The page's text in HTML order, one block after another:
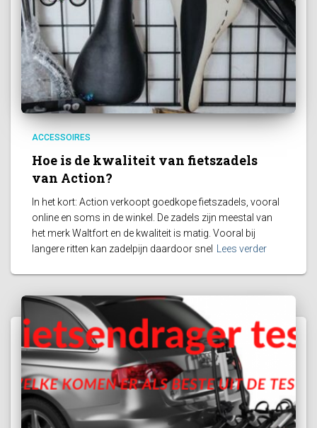
ACCESSOIRES
Hoe is de kwaliteit van fietszadels
van Action?
In het kort: Action verkoopt goedkope fietszadels, vooral
online en soms in de winkel. De zadels zijn meestal van
het merk Waltfort en de kwaliteit is matig. Vooral bij
langere ritten kan zadelpijn daardoor snel Lees verder